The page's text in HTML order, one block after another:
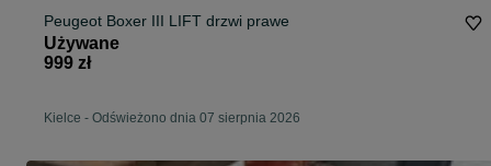
Peugeot Boxer III LIFT drzwi prawe
Używane
999 zł
Kielce - Odświeżono dnia 07 sierpnia 2026